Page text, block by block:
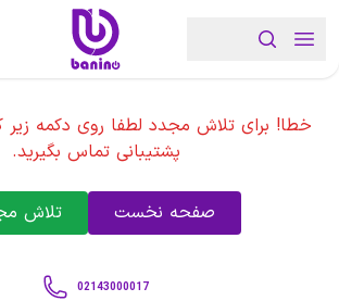
خطا! برای تلاش مجدد لطفا روی دکمه زیر
پشتیبانی تماس بگیرید.
صفحه نخست تلاش
02143000017